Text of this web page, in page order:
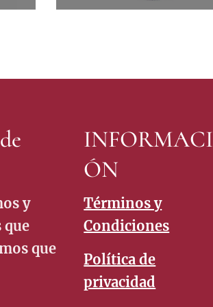
y
que
INFORMACI
ÓN
Términos y
Condiciones
Política de
privacidad